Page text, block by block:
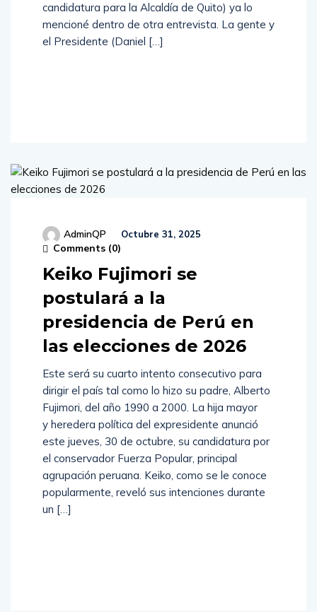
candidatura para la Alcaldía de Quito) ya lo
mencioné dentro de otra entrevista. La gente y
el Presidente (Daniel […]
AdminQP Octubre 31, 2025
Comments (0)
Keiko Fujimori se
postulará a la
presidencia de Perú en
las elecciones de 2026
Este será su cuarto intento consecutivo para
dirigir el país tal como lo hizo su padre, Alberto
Fujimori, del año 1990 a 2000. La hija mayor
y heredera política del expresidente anunció
este jueves, 30 de octubre, su candidatura por
el conservador Fuerza Popular, principal
agrupación peruana. Keiko, como se le conoce
popularmente, reveló sus intenciones durante
un […]